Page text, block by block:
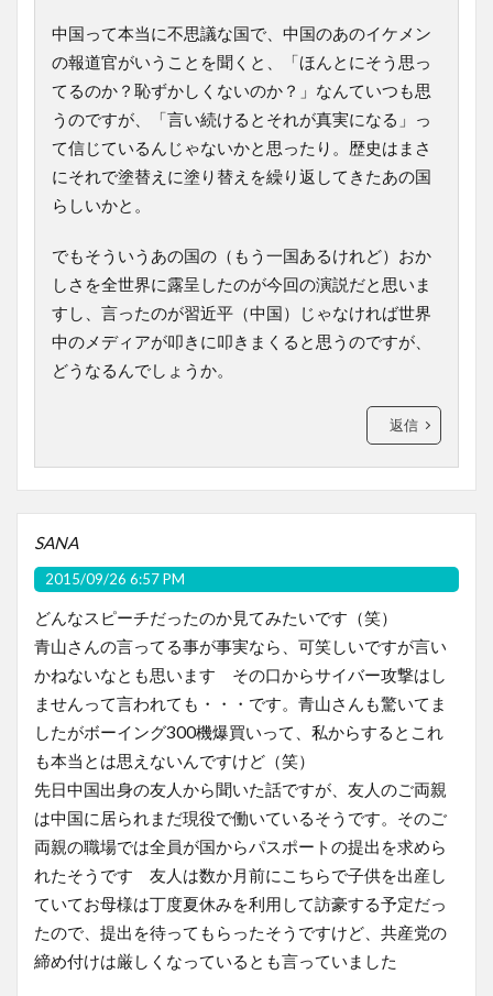
中国って本当に不思議な国で、中国のあのイケメン
の報道官がいうことを聞くと、「ほんとにそう思っ
てるのか？恥ずかしくないのか？」なんていつも思
うのですが、「言い続けるとそれが真実になる」っ
て信じているんじゃないかと思ったり。歴史はまさ
にそれで塗替えに塗り替えを繰り返してきたあの国
らしいかと。
でもそういうあの国の（もう一国あるけれど）おか
しさを全世界に露呈したのが今回の演説だと思いま
すし、言ったのが習近平（中国）じゃなければ世界
中のメディアが叩きに叩きまくると思うのですが、
どうなるんでしょうか。
返信
SANA
2015/09/26 6:57 PM
どんなスピーチだったのか見てみたいです（笑）
青山さんの言ってる事が事実なら、可笑しいですが言い
かねないなとも思います その口からサイバー攻撃はし
ませんって言われても・・・です。青山さんも驚いてま
したがボーイング300機爆買いって、私からするとこれ
も本当とは思えないんですけど（笑）
先日中国出身の友人から聞いた話ですが、友人のご両親
は中国に居られまだ現役で働いているそうです。そのご
両親の職場では全員が国からパスポートの提出を求めら
れたそうです 友人は数か月前にこちらで子供を出産し
ていてお母様は丁度夏休みを利用して訪豪する予定だっ
たので、提出を待ってもらったそうですけど、共産党の
締め付けは厳しくなっているとも言っていました